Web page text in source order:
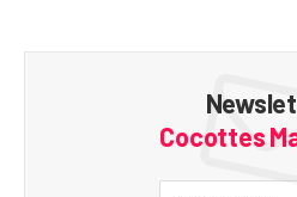
Cocottes